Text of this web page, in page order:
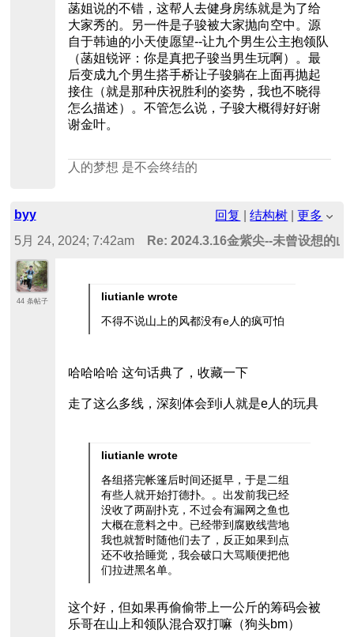
菡姐说的不错，这帮人去健身房练就是为了给
大家秀的。另一件是子骏被大家抛向空中。源
自于韩迪的小天使愿望--让九个男生公主抱领队
（菡姐锐评：你是真把子骏当男生玩啊）。最
后变成九个男生搭手桥让子骏躺在上面再抛起
接住（就是那种庆祝胜利的姿势，我也不晓得
怎么描述）。不管怎么说，子骏大概得好好谢
谢金叶。
人的梦想 是不会终结的
byy 回复 |结构树 |更多
5月 24, 2024; 7:42am
Re: 2024.3.16金紫尖--未曾设想的山
44 条帖子
liutianle wrote
不得不说山上的风都没有e人的疯可怕
哈哈哈哈 这句话典了，收藏一下
走了这么多线，深刻体会到i人就是e人的玩具
liutianle wrote
各组搭完帐篷后时间还挺早，于是二组
有些人就开始打德扑。。出发前我已经
没收了两副扑克，不过会有漏网之鱼也
大概在意料之中。已经带到腐败线营地
我也就暂时随他们去了，反正如果到点
还不收拾睡觉，我会破口大骂顺便把他
们拉进黑名单。
这个好，但如果再偷偷带上一公斤的筹码会被
乐哥在山上和领队混合双打嘛（狗头bm）